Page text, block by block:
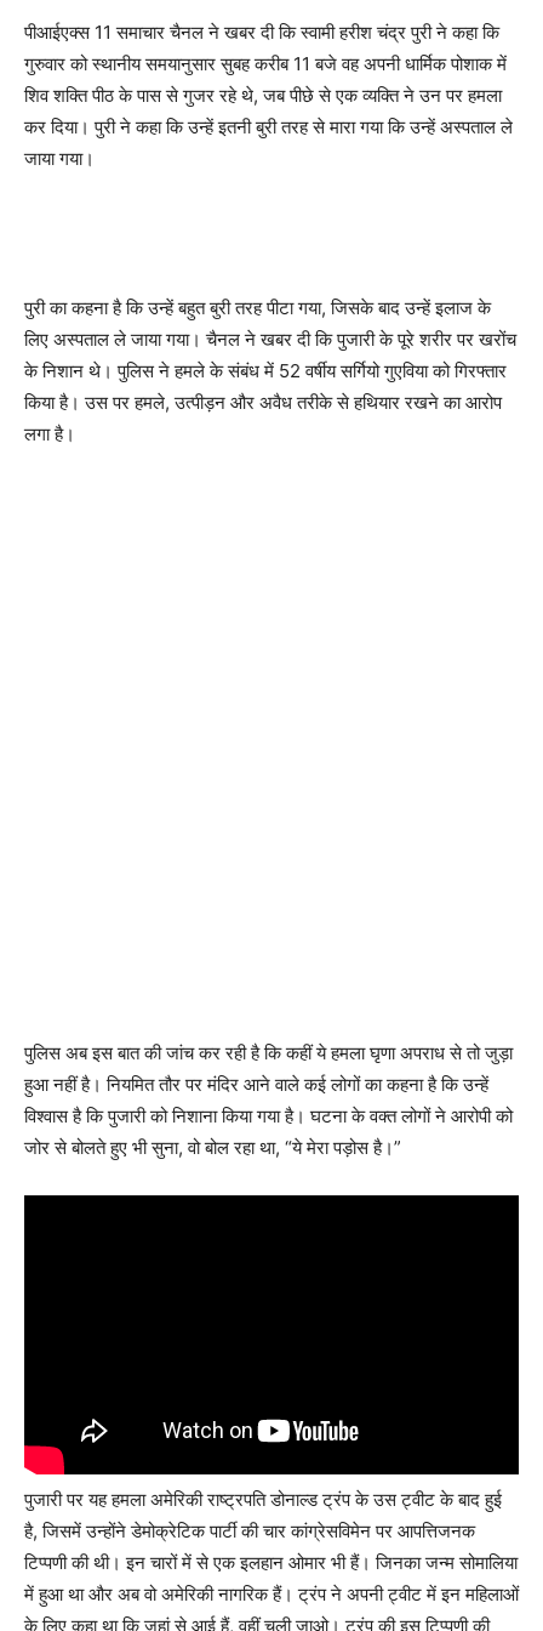
पीआईएक्स 11 समाचार चैनल ने खबर दी कि स्वामी हरीश चंद्र पुरी ने कहा कि
गुरुवार को स्थानीय समयानुसार सुबह करीब 11 बजे वह अपनी धार्मिक पोशाक में
शिव शक्ति पीठ के पास से गुजर रहे थे, जब पीछे से एक व्यक्ति ने उन पर हमला
कर दिया। पुरी ने कहा कि उन्हें इतनी बुरी तरह से मारा गया कि उन्हें अस्पताल ले
जाया गया।
पुरी का कहना है कि उन्हें बहुत बुरी तरह पीटा गया, जिसके बाद उन्हें इलाज के
लिए अस्पताल ले जाया गया। चैनल ने खबर दी कि पुजारी के पूरे शरीर पर खरोंच
के निशान थे। पुलिस ने हमले के संबंध में 52 वर्षीय सर्गियो गुएविया को गिरफ्तार
किया है। उस पर हमले, उत्पीड़न और अवैध तरीके से हथियार रखने का आरोप
लगा है।
पुलिस अब इस बात की जांच कर रही है कि कहीं ये हमला घृणा अपराध से तो जुड़ा
हुआ नहीं है। नियमित तौर पर मंदिर आने वाले कई लोगों का कहना है कि उन्हें
विश्वास है कि पुजारी को निशाना किया गया है। घटना के वक्त लोगों ने आरोपी को
जोर से बोलते हुए भी सुना, वो बोल रहा था, “ये मेरा पड़ोस है।”
पुजारी पर यह हमला अमेरिकी राष्ट्रपति डोनाल्ड ट्रंप के उस ट्वीट के बाद हुई
है, जिसमें उन्होंने डेमोक्रेटिक पार्टी की चार कांग्रेसविमेन पर आपत्तिजनक
टिप्पणी की थी। इन चारों में से एक इलहान ओमार भी हैं। जिनका जन्म सोमालिया
में हुआ था और अब वो अमेरिकी नागरिक हैं। ट्रंप ने अपनी ट्वीट में इन महिलाओं
के लिए कहा था कि जहां से आई हैं, वहीं चली जाओ। ट्रंप की इस टिप्पणी की